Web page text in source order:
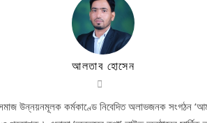
আলতাব হোসেন
উন্নয়নমূলক কর্মকাণ্ডে নিবেদিত অলাভজনক সংগঠন